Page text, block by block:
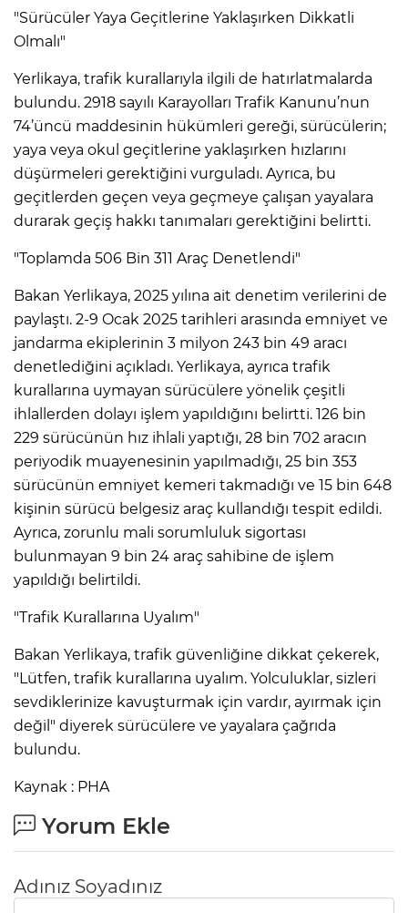
"Sürücüler Yaya Geçitlerine Yaklaşırken Dikkatli
Olmalı"
Yerlikaya, trafik kurallarıyla ilgili de hatırlatmalarda
bulundu. 2918 sayılı Karayolları Trafik Kanunu’nun
74’üncü maddesinin hükümleri gereği, sürücülerin;
yaya veya okul geçitlerine yaklaşırken hızlarını
düşürmeleri gerektiğini vurguladı. Ayrıca, bu
geçitlerden geçen veya geçmeye çalışan yayalara
durarak geçiş hakkı tanımaları gerektiğini belirtti.
"Toplamda 506 Bin 311 Araç Denetlendi"
Bakan Yerlikaya, 2025 yılına ait denetim verilerini de
paylaştı. 2-9 Ocak 2025 tarihleri arasında emniyet ve
jandarma ekiplerinin 3 milyon 243 bin 49 aracı
denetlediğini açıkladı. Yerlikaya, ayrıca trafik
kurallarına uymayan sürücülere yönelik çeşitli
ihlallerden dolayı işlem yapıldığını belirtti. 126 bin
229 sürücünün hız ihlali yaptığı, 28 bin 702 aracın
periyodik muayenesinin yapılmadığı, 25 bin 353
sürücünün emniyet kemeri takmadığı ve 15 bin 648
kişinin sürücü belgesiz araç kullandığı tespit edildi.
Ayrıca, zorunlu mali sorumluluk sigortası
bulunmayan 9 bin 24 araç sahibine de işlem
yapıldığı belirtildi.
"Trafik Kurallarına Uyalım"
Bakan Yerlikaya, trafik güvenliğine dikkat çekerek,
"Lütfen, trafik kurallarına uyalım. Yolculuklar, sizleri
sevdiklerinize kavuşturmak için vardır, ayırmak için
değil" diyerek sürücülere ve yayalara çağrıda
bulundu.
Kaynak : PHA
Yorum Ekle
Adınız Soyadınız